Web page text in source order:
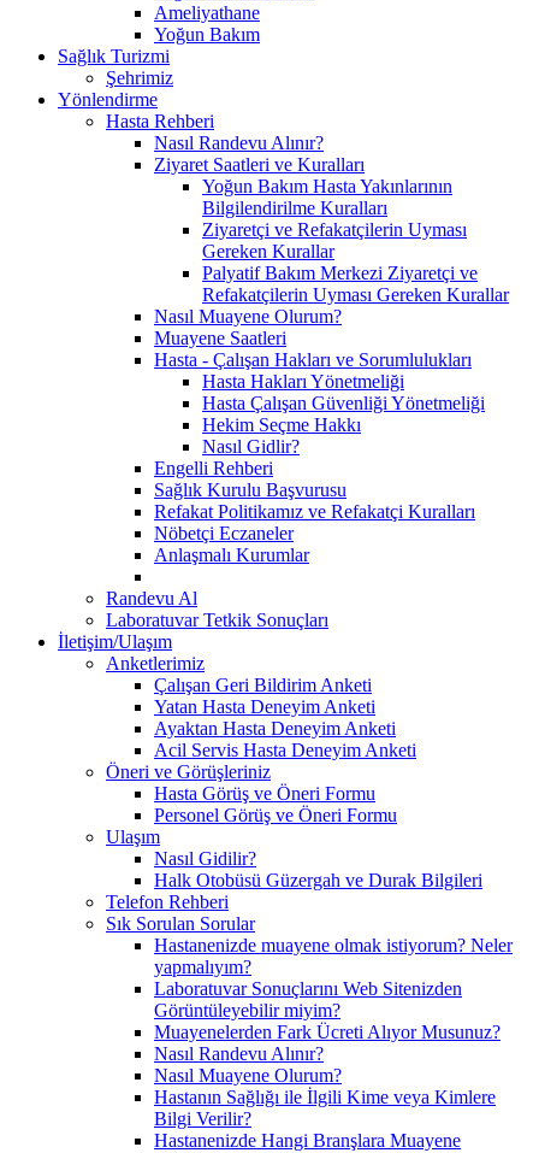
Ameliyathane
Yoğun Bakım
Sağlık Turizmi
Şehrimiz
Yönlendirme
Hasta Rehberi
Nasıl Randevu Alınır?
Ziyaret Saatleri ve Kuralları
Yoğun Bakım Hasta Yakınlarının
Bilgilendirilme Kuralları
Ziyaretçi ve Refakatçilerin Uyması
Gereken Kurallar
Palyatif Bakım Merkezi Ziyaretçi ve
Refakatçilerin Uyması Gereken Kurallar
Nasıl Muayene Olurum?
Muayene Saatleri
Hasta - Çalışan Hakları ve Sorumlulukları
Hasta Hakları Yönetmeliği
Hasta Çalışan Güvenliği Yönetmeliği
Hekim Seçme Hakkı
Nasıl Gidlir?
Engelli Rehberi
Sağlık Kurulu Başvurusu
Refakat Politikamız ve Refakatçi Kuralları
Nöbetçi Eczaneler
Anlaşmalı Kurumlar
Randevu Al
Laboratuvar Tetkik Sonuçları
İletişim/Ulaşım
Anketlerimiz
Çalışan Geri Bildirim Anketi
Yatan Hasta Deneyim Anketi
Ayaktan Hasta Deneyim Anketi
Acil Servis Hasta Deneyim Anketi
Öneri ve Görüşleriniz
Hasta Görüş ve Öneri Formu
Personel Görüş ve Öneri Formu
Ulaşım
Nasıl Gidilir?
Halk Otobüsü Güzergah ve Durak Bilgileri
Telefon Rehberi
Sık Sorulan Sorular
Hastanenizde muayene olmak istiyorum? Neler
yapmalıyım?
Laboratuvar Sonuçlarını Web Sitenizden
Görüntüleyebilir miyim?
Muayenelerden Fark Ücreti Alıyor Musunuz?
Nasıl Randevu Alınır?
Nasıl Muayene Olurum?
Hastanın Sağlığı ile İlgili Kime veya Kimlere
Bilgi Verilir?
Hastanenizde Hangi Branşlara Muayene